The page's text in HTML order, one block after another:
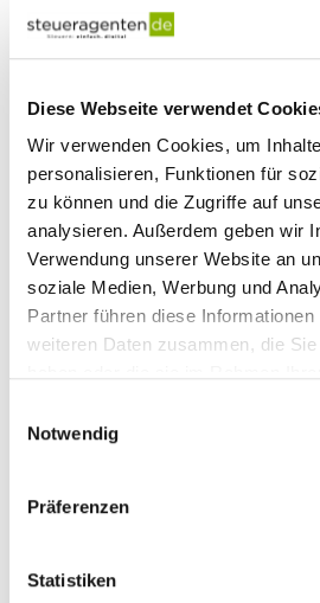
Diese Webseite verwendet
Wir verwenden Cookies, um
personalisieren, Funktionen für
zu können und die Zugriffe auf
analysieren. Außerdem geben wir
Verwendung unserer Website an
soziale Medien, Werbung und
Partner führen diese
weiteren Daten zusammen, die
Notwendig
Präferenzen
Statistiken
Nachfolge &
Ob Unternehmensübergabe,
Schenkung: Wir gestalten den
steueroptimal und schützen
Liquidität im Blick
Steuervorauszahlungen,
Überraschungen erleben.
Laufender Betrieb